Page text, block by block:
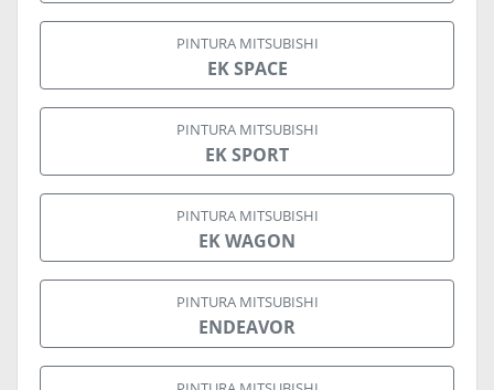
PINTURA MITSUBISHI
EK SPACE
PINTURA MITSUBISHI
EK SPORT
PINTURA MITSUBISHI
EK WAGON
PINTURA MITSUBISHI
ENDEAVOR